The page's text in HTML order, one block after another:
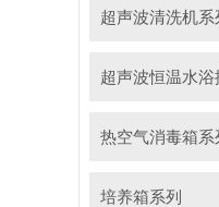
超声波清洗机系
超声波恒温水浴
热空气消毒箱系
培养箱系列